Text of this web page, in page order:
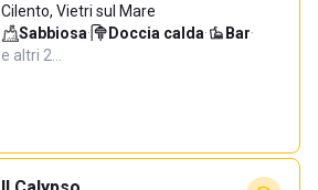
Cilento, Vietri sul Mare
Sabbiosa· Doccia calda· Bar·
e altri 2…